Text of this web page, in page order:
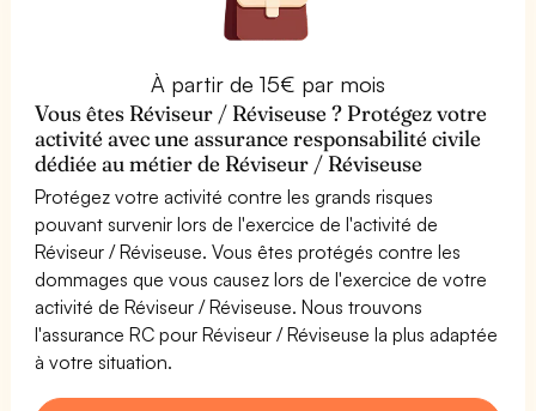
À partir de 15€ par mois
Vous êtes Réviseur / Réviseuse ? Protégez votre
activité avec une assurance responsabilité civile
dédiée au métier de Réviseur / Réviseuse
Protégez votre activité contre les grands risques
pouvant survenir lors de l'exercice de l'activité de
Réviseur / Réviseuse. Vous êtes protégés contre les
dommages que vous causez lors de l'exercice de votre
activité de Réviseur / Réviseuse. Nous trouvons
l'assurance RC pour Réviseur / Réviseuse la plus adaptée
à votre situation.